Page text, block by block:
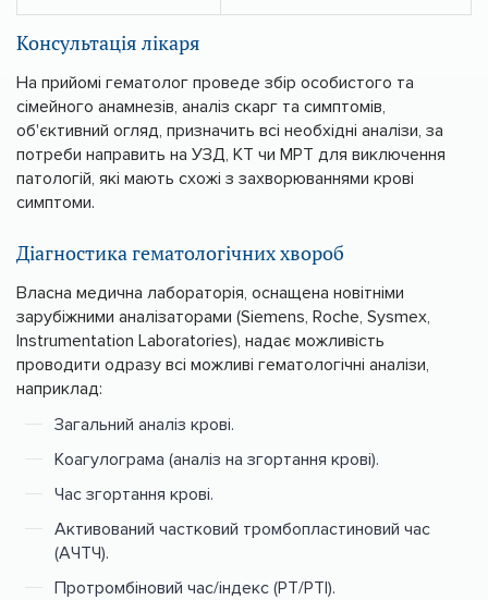
Консультація лікаря
На прийомі гематолог проведе збір особистого та
сімейного анамнезів, аналіз скарг та симптомів,
об'єктивний огляд, призначить всі необхідні аналізи, за
потреби направить на УЗД, КТ чи МРТ для виключення
патологій, які мають схожі з захворюваннями крові
симптоми.
Діагностика гематологічних хвороб
Власна медична лабораторія, оснащена новітніми
зарубіжними аналізаторами (Siemens, Roche, Sysmex,
Instrumentation Laboratories), надає можливість
проводити одразу всі можливі гематологічні аналізи,
наприклад:
Загальний аналіз крові.
Коагулограма (аналіз на згортання крові).
Час згортання крові.
Активований частковий тромбопластиновий час
(АЧТЧ).
Протромбіновий час/індекс (PT/PTI).